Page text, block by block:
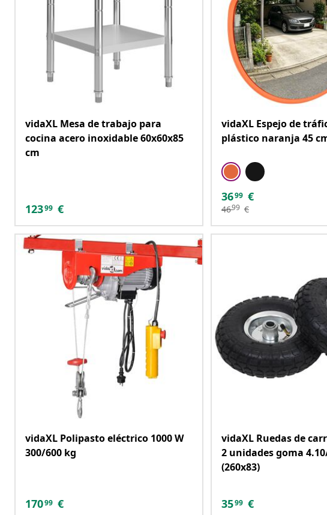
vidaXL Mesa de trabajo para
cocina acero inoxidable 60x60x85
cm
12399 €
vidaXL Espejo de
plástico naranja 45
3699 €
4699 €
vidaXL Polipasto eléctrico 1000 W
300/600 kg
17099 €
vidaXL Ruedas de
2 unidades goma
(260x83)
3599 €